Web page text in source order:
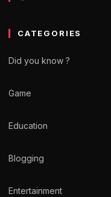
CATEGORIES
Did you know ?
Game
Education
Blogging
Entertainment